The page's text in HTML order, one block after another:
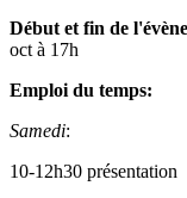
Début et fin de
oct à 17h
Emploi du temps:
Samedi:
10-12h30 présentation